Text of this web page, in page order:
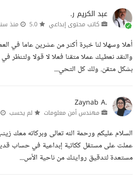
عبد الكريم ر.
كاتب محتوى إبداعي منذ
أهلا وسهلا لنا خبرة أكثر من عشرين عاما في
والنقد نعطيك عملا متقنا فعلا لا قولا ولتنظر
بشكل متقن. ولك كل التحي...
Zaynab A.
مهندس أمن معلومات لم يحسب
السلام عليكم ورحمة الله تعالى وبركاته معك
مستعدة لتدقيق روايتك من ناحية الأس...